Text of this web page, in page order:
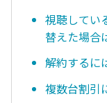
視聴してい
替えた場合
解約するに
複数台割引